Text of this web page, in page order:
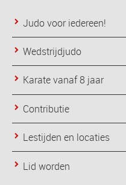
Judo voor iedereen!
Wedstrijdjudo
Karate vanaf 8 jaar
Contributie
Lestijden en locaties
Lid worden